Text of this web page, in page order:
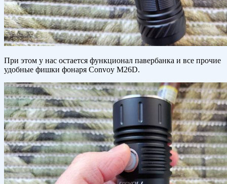
При этом у нас остается функционал павербанка и все прочие
удобные фишки фонаря Convoy M26D.